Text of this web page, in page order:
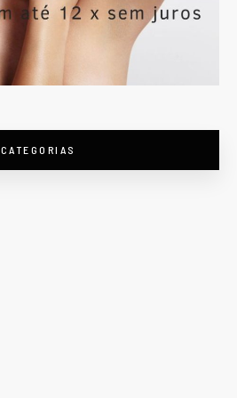
CATEGORIAS